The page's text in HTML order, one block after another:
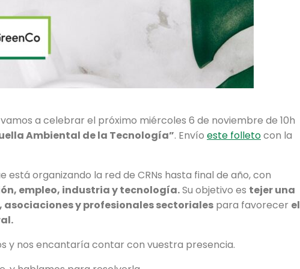
a celebrar el próximo miércoles 6 de noviembre de 10h
Ambiental de la Tecnología”. Envío este folletocon la
organizando la red de CRNs hasta final de año, con
empleo, industria y tecnología.Su objetivo es tejer una
y profesionales sectoriales para favorecer el
y nos encantaría contar con vuestra presencia.